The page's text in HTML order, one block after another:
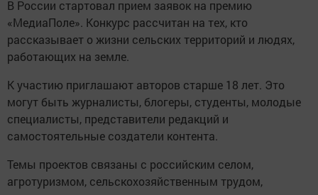
В России стартовал прием заявок на премию
«МедиаПоле». Конкурс рассчитан на тех, кто
рассказывает о жизни сельских территорий и людях,
работающих на земле.
К участию приглашают авторов старше 18 лет. Это
могут быть журналисты, блогеры, студенты, молодые
специалисты, представители редакций и
самостоятельные создатели контента.
Темы проектов связаны с российским селом,
агротуризмом, сельскохозяйственным трудом,